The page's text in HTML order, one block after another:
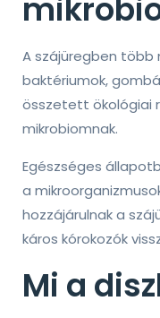
A szájüregben több
baktériumok,
összetett ökológiai
mikrobiomnak.
Egészséges
a
hozzájárulnak a
káros kórokozók
Mi a